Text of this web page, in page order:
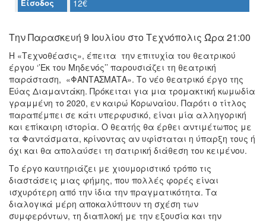
ΤΟΠΟΣ
ΜΑΣ
ΔΗΜΟΣ
ΠΟΛΙΤΙΣΜΟΣ
ΑΝΘΕΚΤΙΚΗ
ΠΟΛΗ
Είσοδος 12€
Την Παρασκευή 9 Ιουλίου στο Τεχνόπολις Ώρα 21:00
Η «Τεχνοθέασις», έπειτα την επιτυχία του θεατρικού
έργου ‘’Εκ του Μηδενός’’ παρουσιάζει τη θεατρική
παράσταση, «ΦΑΝΤΑΣΜΑΤΑ». Το νέο θεατρικό έργο της
Εύας Διαμαντάκη. Πρόκειται για μια τρομακτική κωμωδία
γραμμένη το 2020, εν καιρώ Κορωναίου. Παρότι ο τίτλος
παραπέμπει σε κάτι υπερφυσικό, είναι μία αλληγορική
και επίκαιρη ιστορία. Ο θεατής θα έρθει αντιμέτωπος με
τα Φαντάσματα, κρίνοντας αν υφίσταται η ύπαρξη τους ή
όχι και θα απολαύσει τη σατιρική διάθεση του κειμένου.
Το έργο καυτηριάζει με χιουμοριστικό τρόπο τις
διαστάσεις μιας φήμης, που πολλές φορές είναι
ισχυρότερη από την ίδια την πραγματικότητα. Τα
διαλογικά μέρη αποκαλύπτουν τη σχέση των
συμφερόντων, τη διαπλοκή με την εξουσία και την